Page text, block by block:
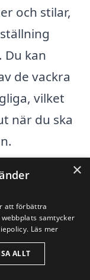
och stilar,
Du kan
de vackra
vilket
när du ska
får du
och
×
att förbättra
samtycker
Läs mer
ALLT